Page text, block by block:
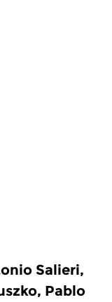
Salieri,
Pablo